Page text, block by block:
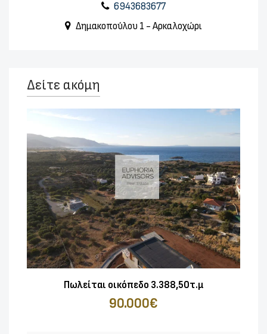
6943683677
Δημακοπούλου 1 - Αρκαλοχώρι
Δείτε ακόμη
Πωλείται οικόπεδο 3.388,50τ.μ
90.000€